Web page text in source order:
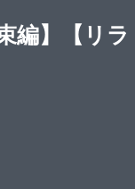
編】【リラ